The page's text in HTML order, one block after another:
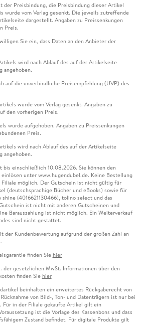
der Preisbindung, die Preisbindung dieser Artikel
wurde vom Verlag gesenkt. Die jeweils zutreffende
dargestellt. Angaben zu Preissenkungen
Preis.
Sie ein, dass Daten an den Anbieter der
wird nach Ablauf des auf der Artikelseite
angehoben.
auf die unverbindliche Preisempfehlung (UVP) des
wurde vom Verlag gesenkt. Angaben zu
den vorherigen Preis.
wurde aufgehoben. Angaben zu Preissenkungen
Preis.
wird nach Ablauf des auf der Artikelseite
angehoben.
bis einschließlich 10.08.2026. Sie können den
unter www.hugendubel.de. Keine Bestellung
Filiale möglich. Der Gutschein ist nicht gültig für
(deutschsprachige Bücher und eBooks) sowie für
(4016621130466), tolino select und das
ist nicht mit anderen Gutscheinen und
Barauszahlung ist nicht möglich. Ein Weiterverkauf
sind nicht gestattet.
der Kundenbewertung aufgrund der großen Zahl an
finden Sie hier
der gesetzlichen MwSt. Informationen über den
finden Sie hier
beinhalten ein erweitertes Rückgaberecht von
von Bild-, Ton- und Datenträgern ist nur bei
Für in der Filiale gekaufte Artikel gilt ein
ist die Vorlage des Kassenbons und dass
Zustand befindet. Für digitale Produkte gilt